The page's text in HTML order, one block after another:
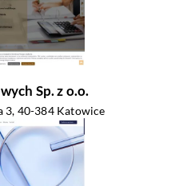
Sp. z o.o.
3, 40-384 Katowice